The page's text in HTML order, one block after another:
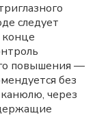
следует
конце
повышения —
без
через